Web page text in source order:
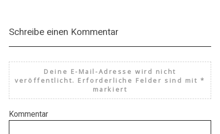
Schreibe einen Kommentar
Deine E-Mail-Adresse wird nicht
veröffentlicht. Erforderliche Felder sind mit*
markiert
Kommentar